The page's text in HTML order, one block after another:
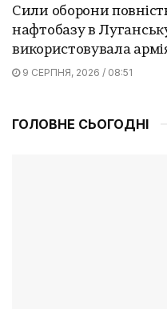
Сили оборони
нафтобазу в
використовувала
9 СЕРПНЯ, 2026 / 08:51
ГОЛОВНЕ СЬОГОДНІ